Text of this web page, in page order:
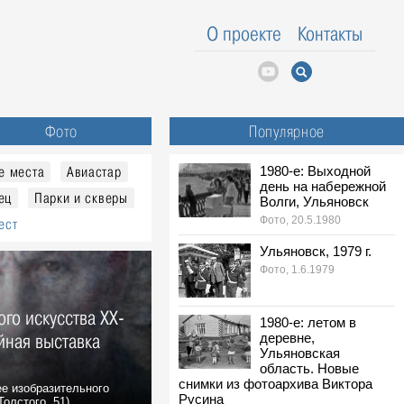
О проекте Контакты
Фото
места
Авиастар
Парки и скверы
искусства XX-
выставка
изобразительного
Популярное
1980-е: Выходной
день на набережной
Волги, Ульяновск
Фото, 20.5.1980
Ульяновск, 1979 г.
Фото, 1.6.1979
1980-е: летом в
деревне,
Ульяновская
область. Новые
снимки из фотоархива Виктора
Русина